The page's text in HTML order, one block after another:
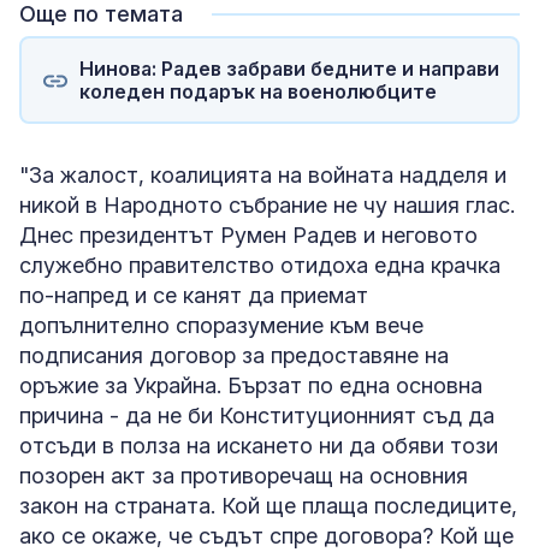
Още по темата
Нинова: Радев забрави бедните и направи
коледен подарък на военолюбците
"За жалост, коалицията на войната надделя и
никой в Народното събрание не чу нашия глас.
Днес президентът Румен Радев и неговото
служебно правителство отидоха една крачка
по-напред и се канят да приемат
допълнително споразумение към вече
подписания договор за предоставяне на
оръжие за Украйна. Бързат по една основна
причина - да не би Конституционният съд да
отсъди в полза на искането ни да обяви този
позорен акт за противоречащ на основния
закон на страната. Кой ще плаща последиците,
ако се окаже, че съдът спре договора? Кой ще